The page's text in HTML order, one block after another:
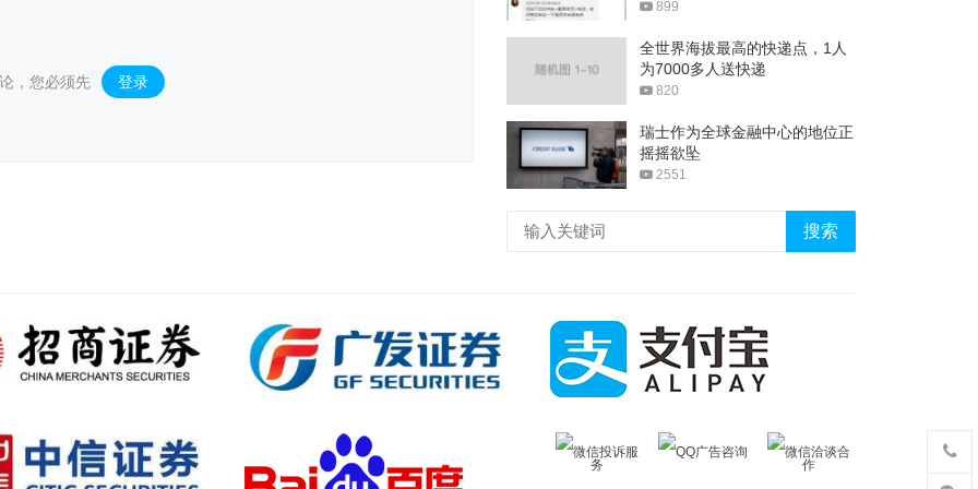
，您必须先 登录 。
899
全世界海拔最高的快递点，1人
为7000多人送快递
820
瑞士作为全球金融中心的地位正
摇摇欲坠
2551
搜索
微信投诉服
务
QQ广告咨询
微信洽谈合
作